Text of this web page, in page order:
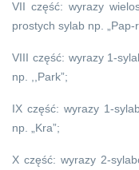
VII część: wyrazy
prostych sylab np. „Pap-
VIII część: wyrazy 1-
np. ,,Park”;
IX część: wyrazy 1-
np. „Kra”;
X część: wyrazy 2-